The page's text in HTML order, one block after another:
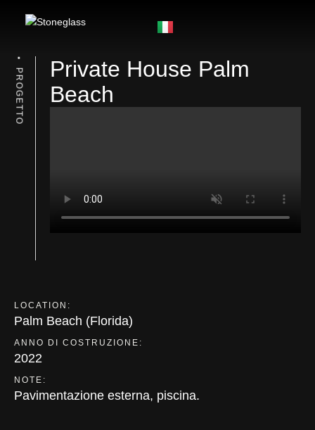
PROGETTO
Private House Palm
Beach
LOCATION:
Palm Beach (Florida)
ANNO DI COSTRUZIONE:
2022
NOTE:
Pavimentazione esterna, piscina.